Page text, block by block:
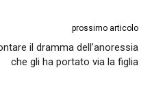
prossimo articolo
il dramma dell’anoressia
che gli ha portato via la figlia